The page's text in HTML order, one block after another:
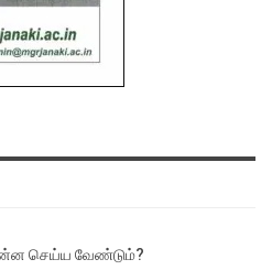
செய்ய வேண்டும்?